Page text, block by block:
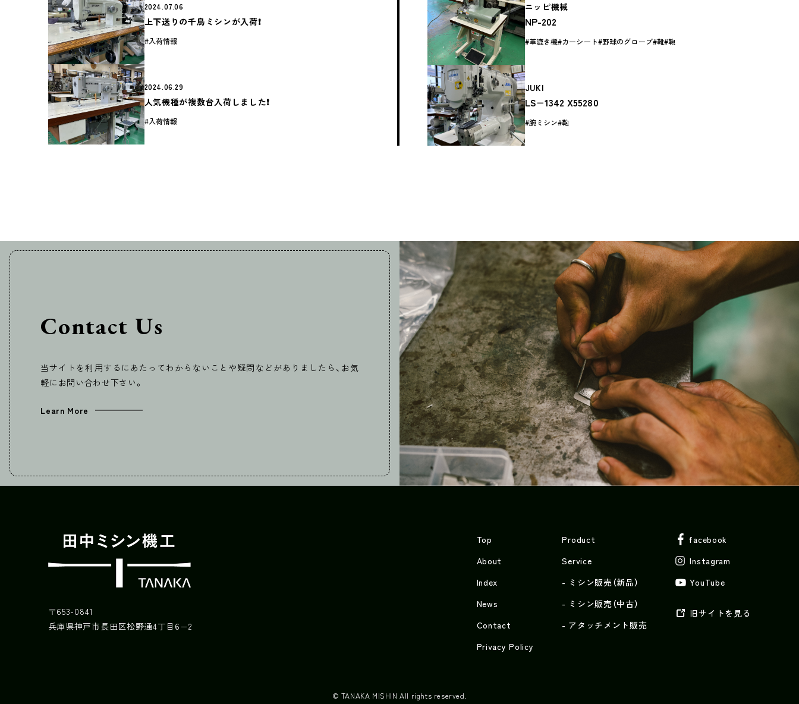
2024.07.06
上下送りの千鳥ミシンが入荷❗️
入荷情報
2024.06.29
人気機種が複数台入荷しました❗️
入荷情報
ニッピ機械
NP-202
革漉き機 カーシート 野球のグローブ 靴 鞄
JUKI
LS−1342 X55280
腕ミシン 鞄
Contact Us
当サイトを利用するにあたってわからないことや疑問などがありましたら、お気
軽にお問い合わせ下さい。
Learn More
〒653-0841
兵庫県神戸市長田区松野通4丁目6−2
Top
About
Index
News
Contact
Privacy Policy
Product
Service
ミシン販売（新品）
ミシン販売（中古）
アタッチメント販売
facebook
Instagram
YouTube
旧サイトを見る
© TANAKA MISHIN All rights reserved.